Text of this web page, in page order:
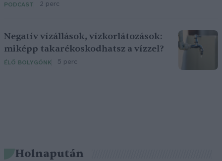
PODCAST 2 perc
Negatív vízállások, vízkorlátozások:
miképp takarékoskodhatsz a vízzel?
ÉLŐ BOLYGÓNK 5 perc
Holnapután